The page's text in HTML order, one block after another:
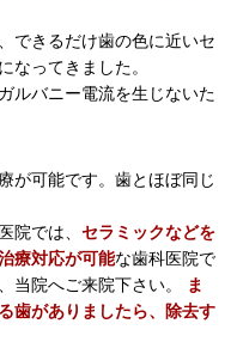
できるだけ歯の色に近いセ
なってきました。
ルバニー電流を生じないた
が可能です。歯とほぼ同じ
院では、 セラミックなどを
療対応が可能な歯科医院で
当院へご来院下さい。
ま
歯がありましたら、除去す